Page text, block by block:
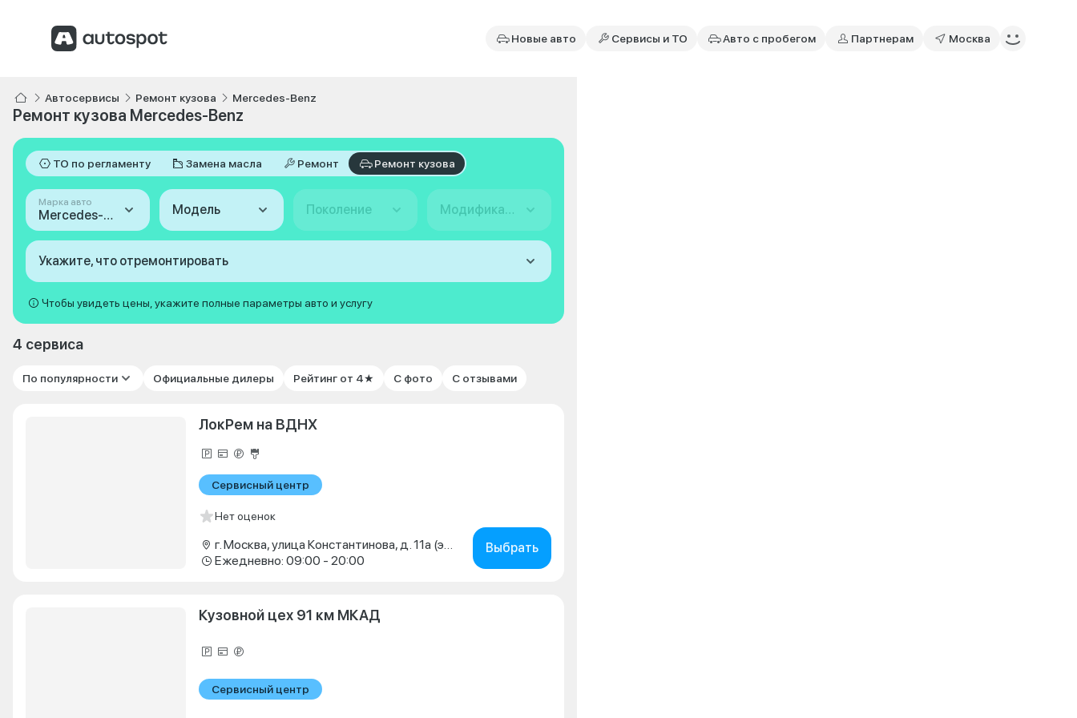
Новые авто Сервисы и ТО Авто с пробегом Партнерам Москва
Автосервисы Ремонт кузова Mercedes-Benz
Ремонт кузова Mercedes-Benz
ТО по регламенту Замена масла Ремонт Ремонт кузова
Марка авто
Mercedes-Benz Модель Поколение Модификация
Укажите, что отремонтировать
Чтобы увидеть цены, укажите полные параметры авто и услугу
4 сервиса
По популярности Официальные дилеры Рейтинг от 4★ С фото С отзывами
ЛокРем на ВДНХ
Сервисный центр
Нет оценок
г. Москва, улица Константинова, д. 11а (этаж 3)
Ежедневно: 09:00 - 20:00
Выбрать
Кузовной цех 91 км МКАД
Сервисный центр